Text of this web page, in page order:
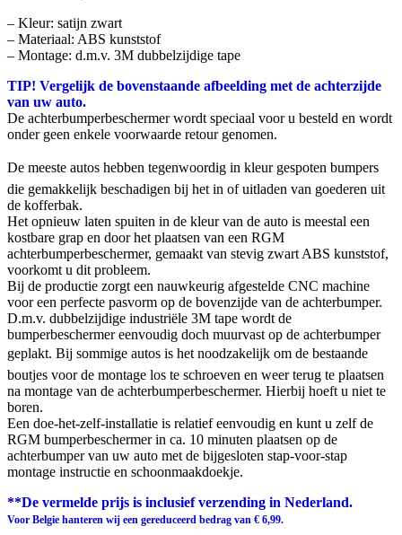
– Kleur: satijn zwart
– Materiaal: ABS kunststof
– Montage: d.m.v. 3M dubbelzijdige tape
TIP! Vergelijk de bovenstaande afbeelding met de achterzijde
van uw auto.
De achterbumperbeschermer wordt speciaal voor u besteld en wordt
onder geen enkele voorwaarde retour genomen.
De meeste autos hebben tegenwoordig in kleur gespoten bumpers
die gemakkelijk beschadigen bij het in of uitladen van goederen uit
de kofferbak.
Het opnieuw laten spuiten in de kleur van de auto is meestal een
kostbare grap en door het plaatsen van een RGM
achterbumperbeschermer, gemaakt van stevig zwart ABS kunststof,
voorkomt u dit probleem.
Bij de productie zorgt een nauwkeurig afgestelde CNC machine
voor een perfecte pasvorm op de bovenzijde van de achterbumper.
D.m.v. dubbelzijdige industriële 3M tape wordt de
bumperbeschermer eenvoudig doch muurvast op de achterbumper
geplakt. Bij sommige autos is het noodzakelijk om de bestaande
boutjes voor de montage los te schroeven en weer terug te plaatsen
na montage van de achterbumperbeschermer. Hierbij hoeft u niet te
boren.
Een doe-het-zelf-installatie is relatief eenvoudig en kunt u zelf de
RGM bumperbeschermer in ca. 10 minuten plaatsen op de
achterbumper van uw auto met de bijgesloten stap-voor-stap
montage instructie en schoonmaakdoekje.
**De vermelde prijs is inclusief verzending in Nederland.
Voor Belgie hanteren wij een gereduceerd bedrag van € 6,99.